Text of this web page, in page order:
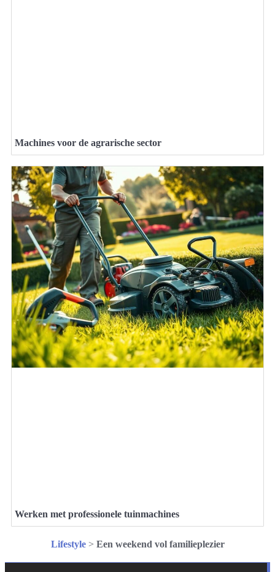
Machines voor de agrarische sector
Werken met professionele tuinmachines
Lifestyle> Een weekend vol familieplezier